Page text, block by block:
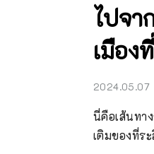
ไปจา
เมือง
2024.05.07
นี่คือเส้นทา
เติมของที่ร